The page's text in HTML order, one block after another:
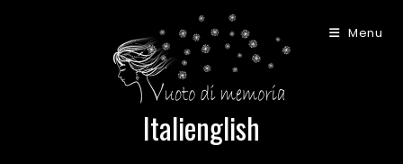
Menu
Italienglish